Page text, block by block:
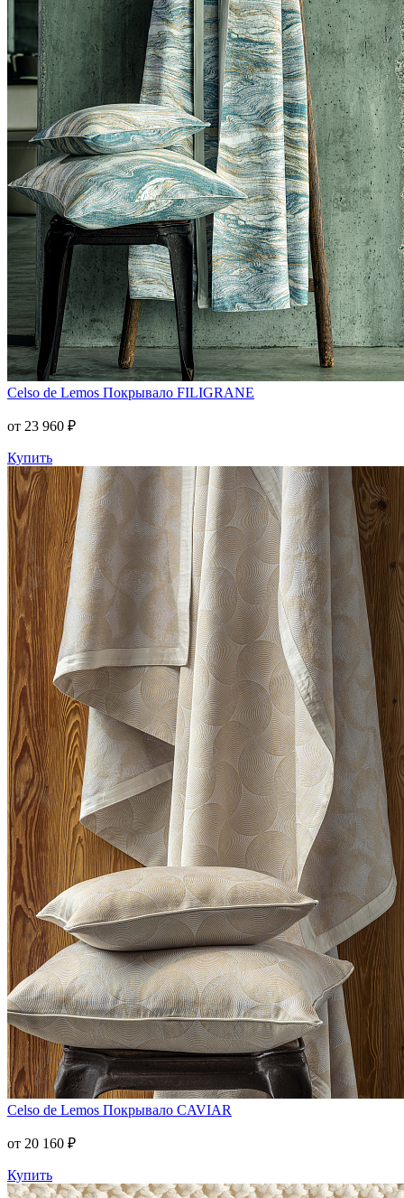
Celso de Lemos Покрывало FILIGRANE
от 23 960 ₽
Купить
Celso de Lemos Покрывало CAVIAR
от 20 160 ₽
Купить